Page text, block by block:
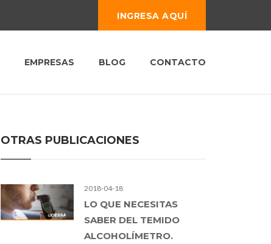
INGRESA AQUÍ
EMPRESAS BLOG CONTACTO
OTRAS PUBLICACIONES
2018-04-18
LO QUE NECESITAS
SABER DEL TEMIDO
ALCOHOLÍMETRO.